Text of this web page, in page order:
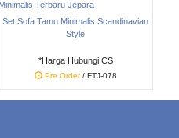
Set Sofa Tamu Minimalis Scandinavian
Style
*Harga Hubungi CS
Pre Order/ FTJ-078